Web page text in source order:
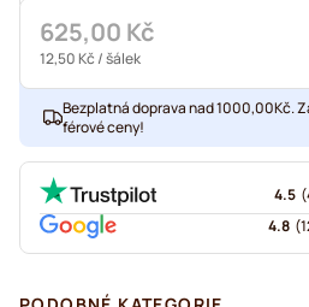
625,00 Kč
12,50 Kč / šálek
Bezplatná doprava nad 1000,00Kč.
férové ceny!
4.5 (
4.8 (